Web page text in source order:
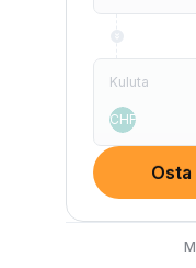
Kuluta
CHF